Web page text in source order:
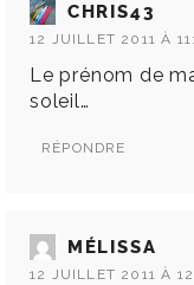
CHRIS43
12 JUILLET 2011 À
Le prénom de
soleil…
RÉPONDRE
MÉLISSA
12 JUILLET 2011 À